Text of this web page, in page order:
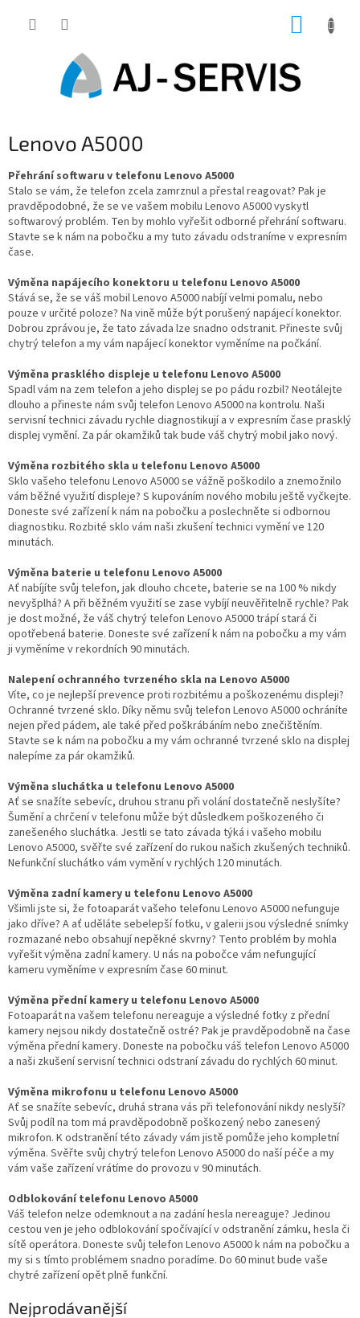
Lenovo A5000
Přehrání softwaru v telefonu Lenovo A5000
Stalo se vám, že telefon zcela zamrznul a přestal reagovat? Pak je
pravděpodobné, že se ve vašem mobilu Lenovo A5000 vyskytl
softwarový problém. Ten by mohlo vyřešit odborné přehrání softwaru.
Stavte se k nám na pobočku a my tuto závadu odstraníme v expresním
čase.
Výměna napájecího konektoru u telefonu Lenovo A5000
Stává se, že se váš mobil Lenovo A5000 nabíjí velmi pomalu, nebo
pouze v určité poloze? Na vině může být porušený napájecí konektor.
Dobrou zprávou je, že tato závada lze snadno odstranit. Přineste svůj
chytrý telefon a my vám napájecí konektor vyměníme na počkání.
Výměna prasklého displeje u telefonu Lenovo A5000
Spadl vám na zem telefon a jeho displej se po pádu rozbil? Neotálejte
dlouho a přineste nám svůj telefon Lenovo A5000 na kontrolu. Naši
servisní technici závadu rychle diagnostikují a v expresním čase prasklý
displej vymění. Za pár okamžiků tak bude váš chytrý mobil jako nový.
Výměna rozbitého skla u telefonu Lenovo A5000
Sklo vašeho telefonu Lenovo A5000 se vážně poškodilo a znemožnilo
vám běžné využití displeje? S kupováním nového mobilu ještě vyčkejte.
Doneste své zařízení k nám na pobočku a poslechněte si odbornou
diagnostiku. Rozbité sklo vám naši zkušení technici vymění ve 120
minutách.
Výměna baterie u telefonu Lenovo A5000
Ať nabíjíte svůj telefon, jak dlouho chcete, baterie se na 100 % nikdy
nevyšplhá? A při běžném využití se zase vybíjí neuvěřitelně rychle? Pak
je dost možné, že váš chytrý telefon Lenovo A5000 trápí stará či
opotřebená baterie. Doneste své zařízení k nám na pobočku a my vám
ji vyměníme v rekordních 90 minutách.
Nalepení ochranného tvrzeného skla na Lenovo A5000
Víte, co je nejlepší prevence proti rozbitému a poškozenému displeji?
Ochranné tvrzené sklo. Díky němu svůj telefon Lenovo A5000 ochráníte
nejen před pádem, ale také před poškrábáním nebo znečištěním.
Stavte se k nám na pobočku a my vám ochranné tvrzené sklo na displej
nalepíme za pár okamžiků.
Výměna sluchátka u telefonu Lenovo A5000
Ať se snažíte sebevíc, druhou stranu při volání dostatečně neslyšíte?
Šumění a chrčení v telefonu může být důsledkem poškozeného či
zanešeného sluchátka. Jestli se tato závada týká i vašeho mobilu
Lenovo A5000, svěřte své zařízení do rukou našich zkušených techniků.
Nefunkční sluchátko vám vymění v rychlých 120 minutách.
Výměna zadní kamery u telefonu Lenovo A5000
Všimli jste si, že fotoaparát vašeho telefonu Lenovo A5000 nefunguje
jako dříve? A ať uděláte sebelepší fotku, v galerii jsou výsledné snímky
rozmazané nebo obsahují nepěkné skvrny? Tento problém by mohla
vyřešit výměna zadní kamery. U nás na pobočce vám nefungující
kameru vyměníme v expresním čase 60 minut.
Výměna přední kamery u telefonu Lenovo A5000
Fotoaparát na vašem telefonu nereaguje a výsledné fotky z přední
kamery nejsou nikdy dostatečně ostré? Pak je pravděpodobně na čase
výměna přední kamery. Doneste na pobočku váš telefon Lenovo A5000
a naši zkušení servisní technici odstraní závadu do rychlých 60 minut.
Výměna mikrofonu u telefonu Lenovo A5000
Ať se snažíte sebevíc, druhá strana vás při telefonování nikdy neslyší?
Svůj podíl na tom má pravděpodobně poškozený nebo zanesený
mikrofon. K odstranění této závady vám jistě pomůže jeho kompletní
výměna. Svěřte svůj chytrý telefon Lenovo A5000 do naší péče a my
vám vaše zařízení vrátíme do provozu v 90 minutách.
Odblokování telefonu Lenovo A5000
Váš telefon nelze odemknout a na zadání hesla nereaguje? Jedinou
cestou ven je jeho odblokování spočívající v odstranění zámku, hesla či
sítě operátora. Doneste svůj telefon Lenovo A5000 k nám na pobočku a
my si s tímto problémem snadno poradíme. Do 60 minut bude vaše
chytré zařízení opět plně funkční.
Nejprodávanější